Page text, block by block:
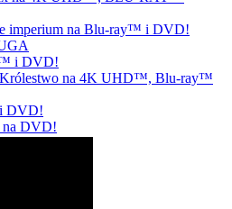
imperium na Blu-ray™ i DVD!
i DVD!
Królestwo na 4K UHD™, Blu-ray™
DVD!
na DVD!